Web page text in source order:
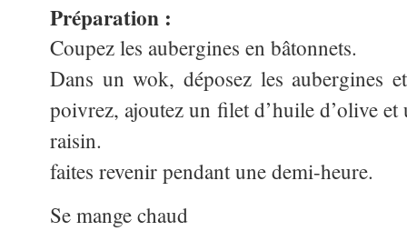
Préparation :
Coupez les aubergines en bâtonnets.
Dans un wok, déposez les
poivrez, ajoutez un filet d’huile d’olive
raisin.
faites revenir pendant une demi-heure.
Se mange chaud